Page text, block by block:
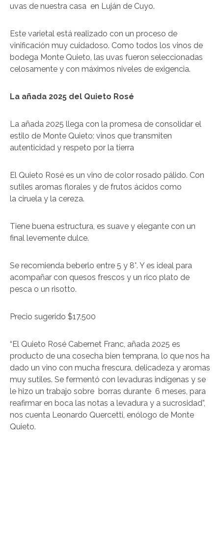
uvas de nuestra casa en Luján de Cuyo.
Este varietal está realizado con un proceso de
vinificación muy cuidadoso. Como todos los vinos de
bodega Monte Quieto, las uvas fueron seleccionadas
celosamente y con máximos niveles de exigencia.
La añada 2025 del Quieto Rosé
La añada 2025 llega con la promesa de consolidar el
estilo de Monte Quieto: vinos que transmiten
autenticidad y respeto por la tierra
El Quieto Rosé es un vino de color rosado pálido. Con
sutiles aromas florales y de frutos ácidos como
la ciruela y la cereza.
Tiene buena estructura, es suave y elegante con un
final levemente dulce.
Se recomienda beberlo entre 5 y 8°. Y es ideal para
acompañar con quesos frescos y un rico plato de
pesca o un risotto.
Precio sugerido $17.500
“El Quieto Rosé Cabernet Franc, añada 2025 es
producto de una cosecha bien temprana, lo que nos ha
dado un vino con mucha frescura, delicadeza y aromas
muy sutiles. Se fermentó con levaduras indígenas y se
le hizo un trabajo sobre borras durante 6 meses, para
reafirmar en boca las notas a levadura y a sucrosidad”,
nos cuenta Leonardo Quercetti, enólogo de Monte
Quieto.